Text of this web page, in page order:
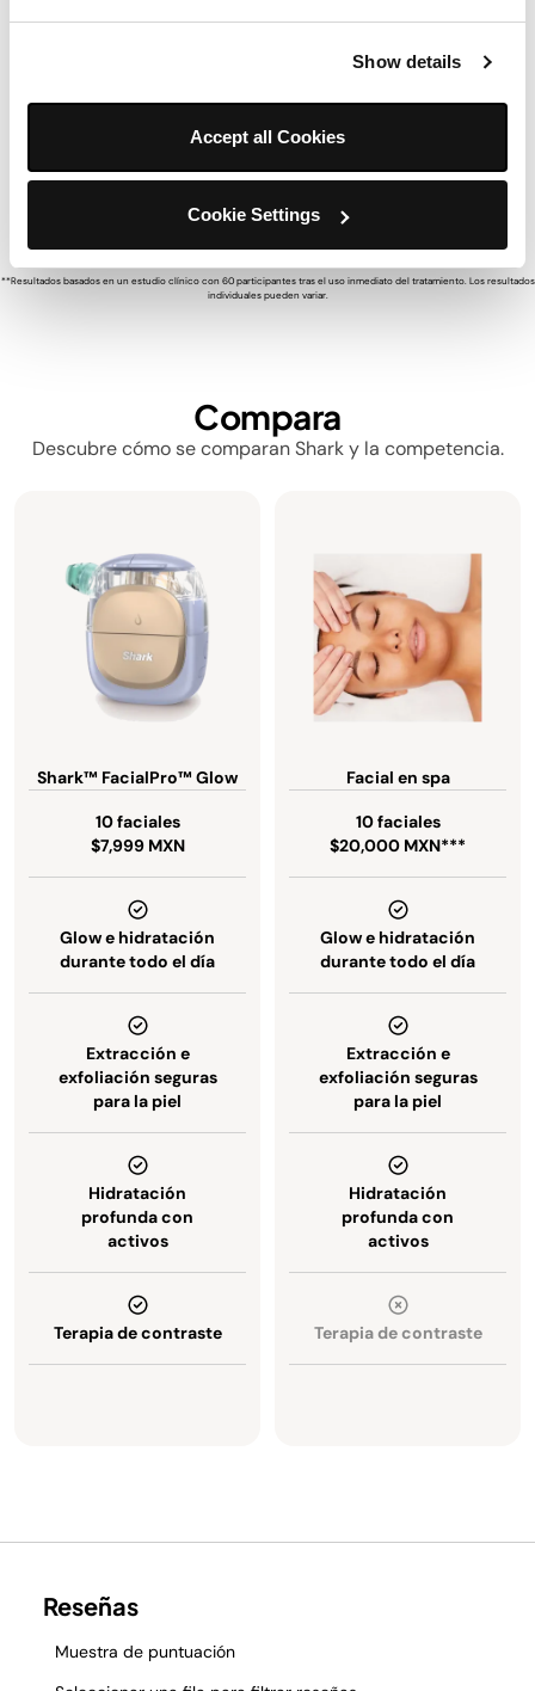
Show details
Accept all Cookies
Cookie Settings
Poros visiblemente más pequeños
La tecnología hidro-potenciada limpia los poros en
profundidad para extracciones seguras que respetan la
**Resultados basados en un estudio clínico con 60 participantes tras el uso inmediato del tratamiento. Los resultados
individuales pueden variar.
Compara
Descubre cómo se comparan Shark y la competencia.
Shark™ FacialPro™ Glow
10 faciales
$7,999 MXN
Glow e hidratación
durante todo el día
Extracción e
exfoliación seguras
para la piel
Hidratación
profunda con
activos
Terapia de contraste
Facial en spa
10 faciales
$20,000 MXN***
Glow e hidratación
durante todo el día
Extracción e
exfoliación seguras
para la piel
Hidratación
profunda con
activos
Terapia de contraste